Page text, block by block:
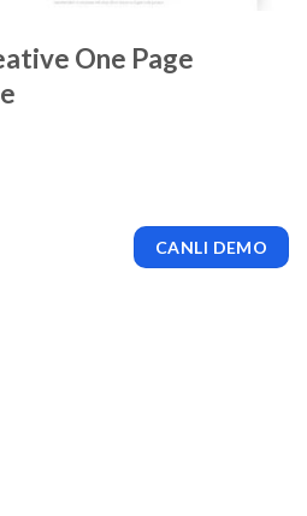
One Page
CANLI DEMO